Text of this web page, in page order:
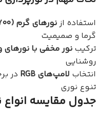
استفاده از نورهای گرم (۲۷۰۰ تا ۳۵۰۰ کلوین)
گرما و صمیمیت
ترکیب نور مخفی با
روشنایی
انتخاب لامپ‌های RGB
در
تنوع نوری
جدول مقایسه انواع